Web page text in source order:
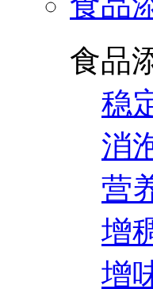
食品
稳
消
营
增
增